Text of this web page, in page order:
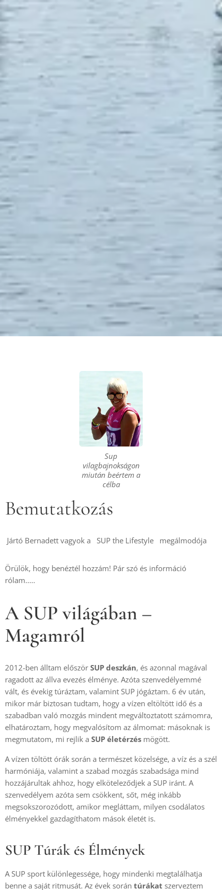
Sup
vilagbajnokságon
miután beértem a
célba
Bemutatkozás
Jártó Bernadett vagyok a SUP the Lifestyle megálmodója
Örülök, hogy benéztél hozzám! Pár szó és információ
rólam.....
A SUP világában –
Magamról
2012-ben álltam először SUP deszkán, és azonnal magával
ragadott az állva evezés élménye. Azóta szenvedélyemmé
vált, és évekig túráztam, valamint SUP jógáztam. 6 év után,
mikor már biztosan tudtam, hogy a vízen eltöltött idő és a
szabadban való mozgás mindent megváltoztatott számomra,
elhatároztam, hogy megvalósítom az álmomat: másoknak is
megmutatom, mi rejlik a SUP életérzés mögött.
A vízen töltött órák során a természet közelsége, a víz és a szél
harmóniája, valamint a szabad mozgás szabadsága mind
hozzájárultak ahhoz, hogy elköteleződjek a SUP iránt. A
szenvedélyem azóta sem csökkent, sőt, még inkább
megsokszorozódott, amikor megláttam, milyen csodálatos
élményekkel gazdagíthatom mások életét is.
SUP Túrák és Élmények
A SUP sport különlegessége, hogy mindenki megtalálhatja
benne a saját ritmusát. Az évek során túrákat szerveztem